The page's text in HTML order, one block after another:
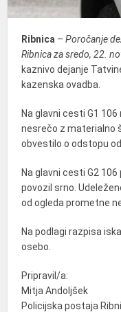
Ribnica –Poročanje
Ribnica za sredo, 22.
kaznivo dejanje
kazenska ovadba.
Na glavni cesti G1
nesrečo z materialno
obvestilo o odstopu
Na glavni cesti G2
povozil srno.
od ogleda prometne
Na podlagi razpisa
osebo.
Pripravil/a:
Mitja Andoljšek
Policijska postaja